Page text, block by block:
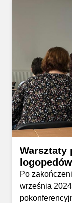
Warsztaty
logopedów
Po
września